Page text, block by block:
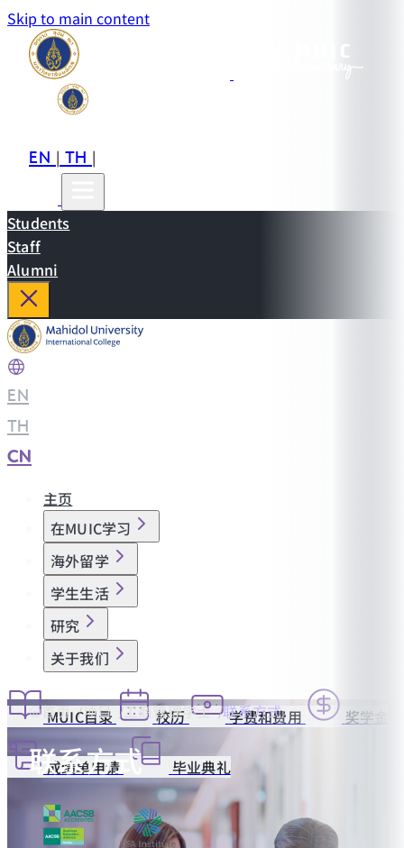
Skip to main content
EN|TH|
Students
Staff
Alumni
EN
TH
CN
主页
在MUIC学习
海外留学
学生生活
研究
关于我们
MUIC目录 校历 学费和费用 奖学金
成绩单申请 毕业典礼
首页 项目 工商管理学士 联系方式
联系方式